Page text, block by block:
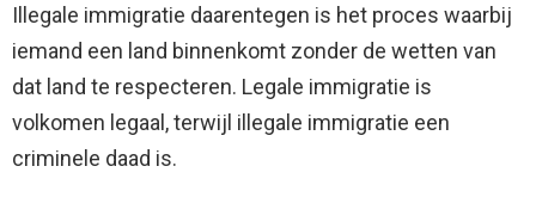
Illegale immigratie daarentegen is het proces waarbij
iemand een land binnenkomt zonder de wetten van
dat land te respecteren. Legale immigratie is
volkomen legaal, terwijl illegale immigratie een
criminele daad is.